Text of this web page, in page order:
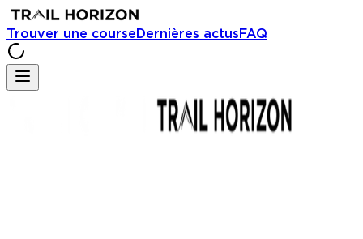
Trouver une courseDernières actusFAQ